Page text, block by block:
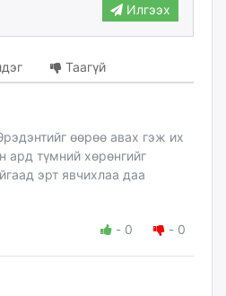
Илгээх
Таагүй
өөрөө авах гэж их
ард түмний хөрөнгийг
эрт явчихлаа даа
- 0 - 0